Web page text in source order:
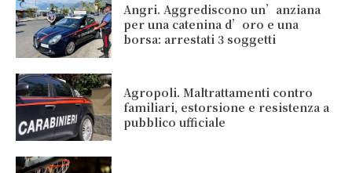
Angri. Aggrediscono un’anziana
per una catenina d’oro e una
borsa: arrestati 3 soggetti
Agropoli. Maltrattamenti contro
familiari, estorsione e resistenza a
pubblico ufficiale